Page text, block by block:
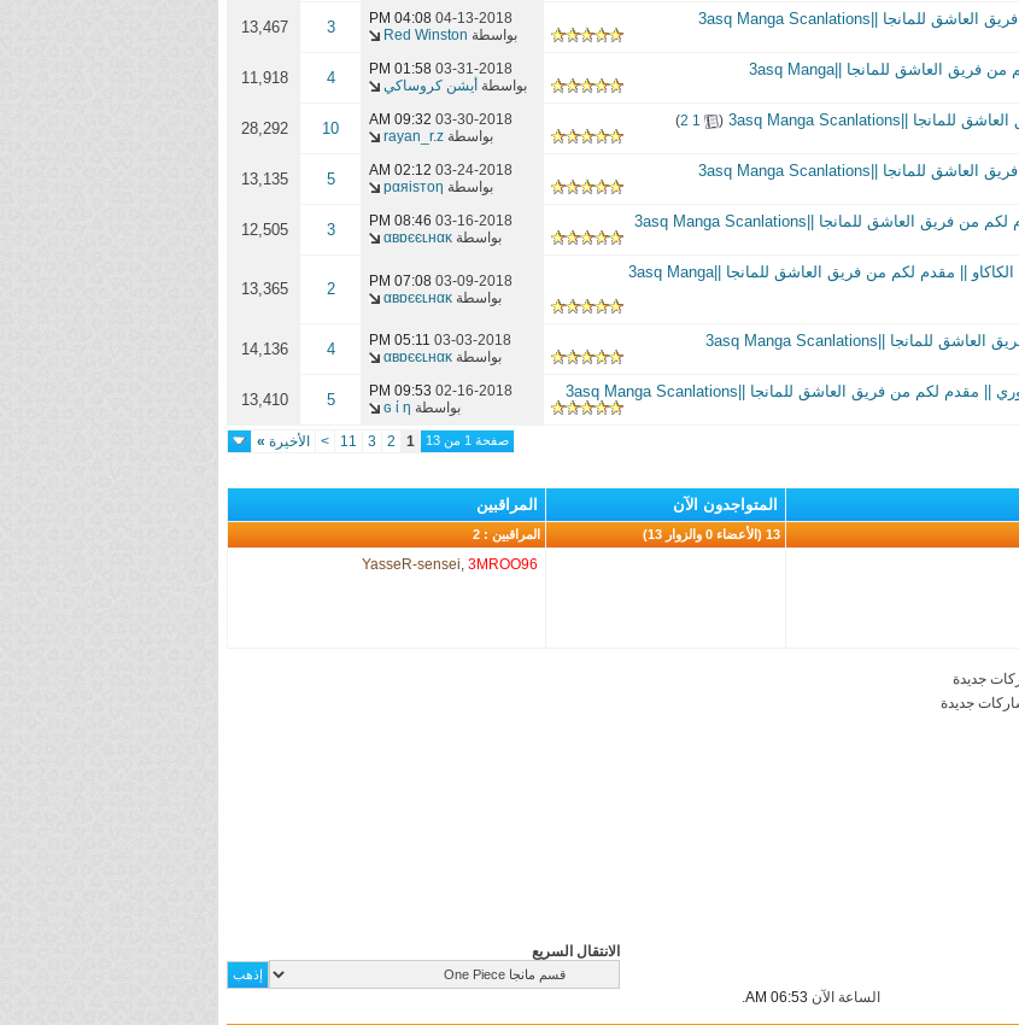
04-13-2018
04:08 PM
بواسطة Red Winston
3
13,467
03-31-2018
01:58 PM
بواسطة أيشن كروساكي 4
11,918
(
1
2
)
03-30-2018
09:32 AM
بواسطة rayan_r.z
10
28,292
03-24-2018
02:12 AM
بواسطة pαяisтoη
5
13,135
03-16-2018
08:46 PM
بواسطة αвɒєєʟнαĸ
3
12,505
الفصل 897: خطة بيكومز للهروب من جزيرة الكاكاو || مقدم لكم من فريق العاشق للمانجا ||3asq Manga
03-09-2018
07:08 PM
بواسطة αвɒєєʟнαĸ
2
13,365
03-03-2018
05:11 PM
بواسطة αвɒєєʟнαĸ
4
14,136
02-16-2018
09:53 PM
بواسطة ɢ ί η
5
13,410
صفحة 1 من 13 1
2
3
11
> الأخيرة »
المتواجدون الآن المراقبين
13 (الأعضاء 0 والزوار 13) المراقبين : 2
YasseR-sensei, 3MROO96
جديدة
جديدة
الانتقال السريع
الساعة الآن 06:53 AM
.